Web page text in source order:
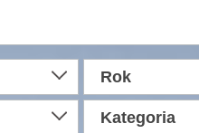
Rok
Kategoria